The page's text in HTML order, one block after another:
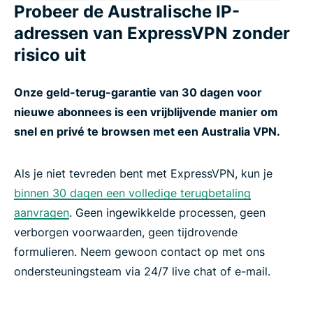
Probeer de Australische IP-
adressen van ExpressVPN zonder
risico uit
Onze geld-terug-garantie van 30 dagen voor
nieuwe abonnees is een vrijblijvende manier om
snel en privé te browsen met een Australia VPN.
Als je niet tevreden bent met ExpressVPN, kun je
binnen 30 dagen een volledige terugbetaling
aanvragen. Geen ingewikkelde processen, geen
verborgen voorwaarden, geen tijdrovende
formulieren. Neem gewoon contact op met ons
ondersteuningsteam via 24/7 live chat of e-mail.